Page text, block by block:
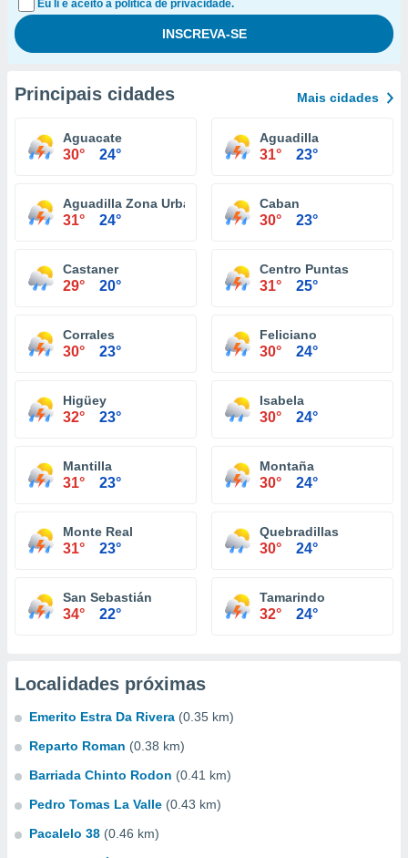
Eu li e aceito a política de privacidade.
Principais cidades Mais cidades
Aguacate
30° 24°
Aguadilla
31° 23°
Aguadilla Zona Urbana
31° 24°
Caban
30° 23°
Castaner
29° 20°
Centro Puntas
31° 25°
Corrales
30° 23°
Feliciano
30° 24°
Higüey
32° 23°
Isabela
30° 24°
Mantilla
31° 23°
Montaña
30° 24°
Monte Real
31° 23°
Quebradillas
30° 24°
San Sebastián
34° 22°
Tamarindo
32° 24°
Localidades próximas
Emerito Estra Da Rivera (0.35 km)
Reparto Roman (0.38 km)
Barriada Chinto Rodon (0.41 km)
Pedro Tomas La Valle (0.43 km)
Pacalelo 38 (0.46 km)